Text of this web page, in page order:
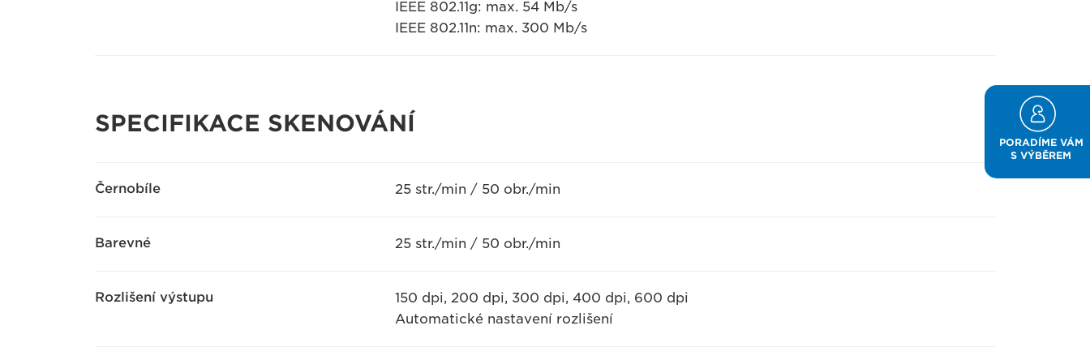
IEEE 802.11g: max. 54 Mb/s
IEEE 802.11n: max. 300 Mb/s
SPECIFIKACE SKENOVÁNÍ
Černobíle 25 str./min / 50 obr./min
Barevné 25 str./min / 50 obr./min
Rozlišení výstupu
150 dpi, 200 dpi, 300 dpi, 400 dpi, 600 dpi
Automatické nastavení rozlišení
PORADÍME VÁM
S VÝBĚREM